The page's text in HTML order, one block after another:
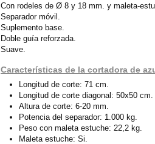
Con rodeles de Ø 8 y 18 mm. y maleta-
Separador móvil.
Suplemento base.
Doble guía reforzada.
Suave.
Características de la cortadora de
Longitud de corte: 71 cm.
Longitud de corte diagonal: 50x50 cm.
Altura de corte: 6-20 mm.
Potencia del separador: 1.000 kg.
Peso con maleta estuche: 22,2 kg.
Maleta estuche: Si.